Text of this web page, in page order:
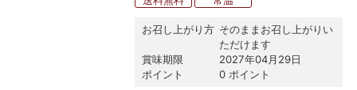
お召し上がり方 そのままお召し上がりい
ただけます
賞味期限
2027年04月29日
ポイント
0 ポイント